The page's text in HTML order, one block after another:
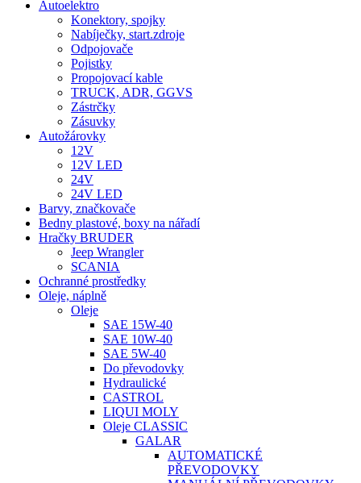
Autoelektro
Konektory, spojky
Nabíječky, start.zdroje
Odpojovače
Pojistky
Propojovací kable
TRUCK, ADR, GGVS
Zástrčky
Zásuvky
Autožárovky
12V
12V LED
24V
24V LED
Barvy, značkovače
Bedny plastové, boxy na nářadí
Hračky BRUDER
Jeep Wrangler
SCANIA
Ochranné prostředky
Oleje, náplně
Oleje
SAE 15W-40
SAE 10W-40
SAE 5W-40
Do převodovky
Hydraulické
CASTROL
LIQUI MOLY
Oleje CLASSIC
GALAR
AUTOMATICKÉ
PŘEVODOVKY